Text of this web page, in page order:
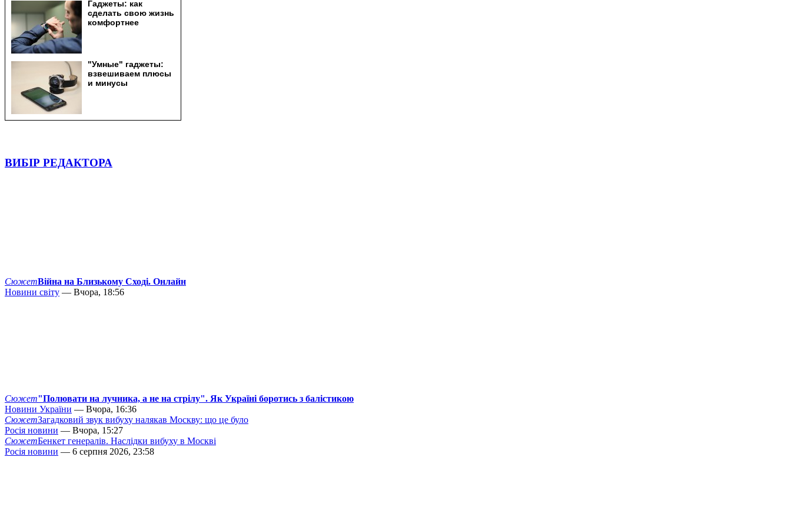
ВИБІР РЕДАКТОРА
СюжетВійна на Близькому Сході. Онлайн
Новини світу — Вчора, 18:56
Сюжет"Полювати на лучника, а не на стрілу". Як Україні боротись з балістикою
Новини України — Вчора, 16:36
СюжетЗагадковий звук вибуху налякав Москву: що це було
Росія новини — Вчора, 15:27
СюжетБенкет генералів. Наслідки вибуху в Москві
Росія новини — 6 серпня 2026, 23:58